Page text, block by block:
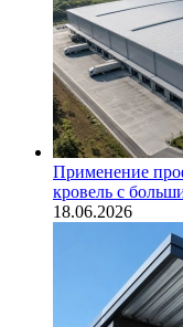
Применение
кровель с
18.06.2026